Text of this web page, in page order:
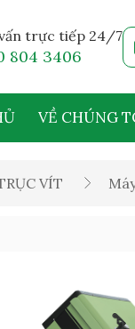
trực tiếp 24/7
804 3406
VỀ CHÚNG
VÍT